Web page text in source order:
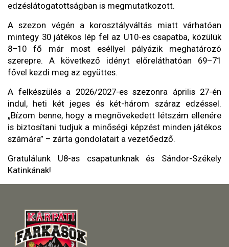
edzéslátogatottságban is megmutatkozott.
A szezon végén a korosztályváltás miatt várhatóan
mintegy 30 játékos lép fel az U10-es csapatba, közülük
8–10 fő már most eséllyel pályázik meghatározó
szerepre. A következő idényt előreláthatóan 69–71
fővel kezdi meg az együttes.
A felkészülés a 2026/2027-es szezonra április 27-én
indul, heti két jeges és két-három száraz edzéssel.
„Bízom benne, hogy a megnövekedett létszám ellenére
is biztosítani tudjuk a minőségi képzést minden játékos
számára” – zárta gondolatait a vezetőedző.
Gratulálunk U8-as csapatunknak és Sándor-Székely
Katinkának!